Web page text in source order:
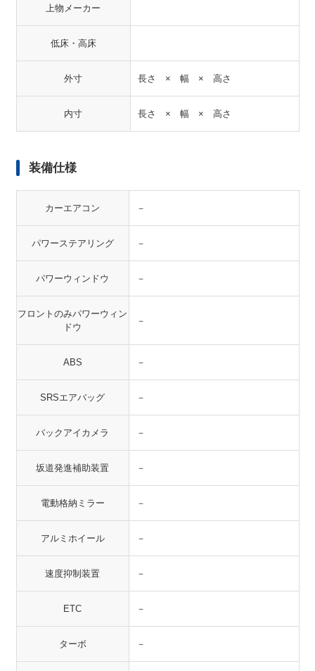
上物メーカー
低床・高床
外寸 長さ × 幅 × 高さ
内寸 長さ × 幅 × 高さ
装備仕様
カーエアコン －
パワーステアリング －
パワーウィンドウ －
フロントのみパワーウィン
ドウ
－
ABS －
SRSエアバッグ －
バックアイカメラ －
坂道発進補助装置 －
電動格納ミラー －
アルミホイール －
速度抑制装置 －
ETC －
ターボ －